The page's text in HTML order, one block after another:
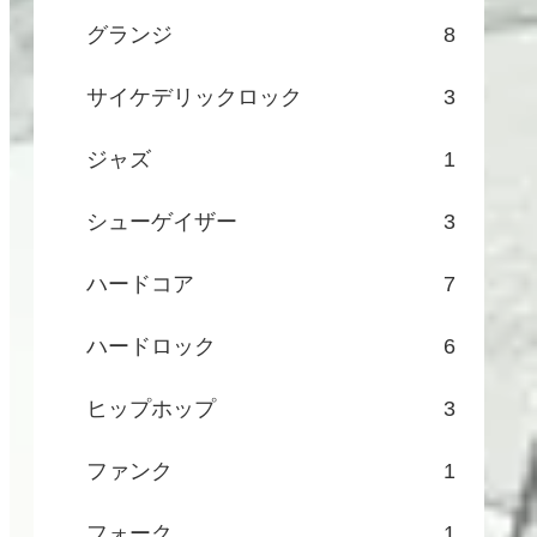
グランジ 8
サイケデリックロック 3
ジャズ 1
シューゲイザー 3
ハードコア 7
ハードロック 6
ヒップホップ 3
ファンク 1